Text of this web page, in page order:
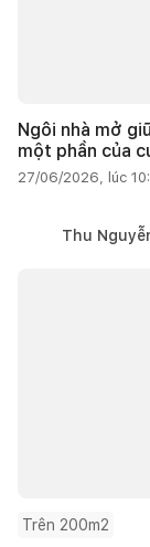
Ngôi nhà mở
một phần của
27/06/2026, lúc
Thu
Trên 200m2